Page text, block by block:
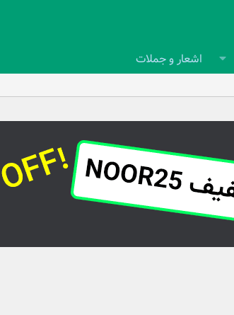
اشعار و جملات